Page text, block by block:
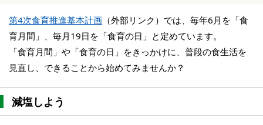
第4次食育推進基本計画 （外部リンク）では、毎年6月を「食
育月間」、毎月19日を「食育の日」と定めています。
「食育月間」や「食育の日」をきっかけに、普段の食生活を
見直し、できることから始めてみませんか？
減塩しよう